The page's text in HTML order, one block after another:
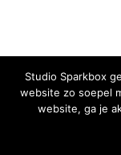
Studio Sparkbox
website zo soepel
website, ga je